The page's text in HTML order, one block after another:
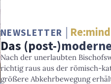
NEWSLETTER
Das (post-
Nach der unerlaubten
richtig raus aus der römisch-
größere Abkehrbewegung